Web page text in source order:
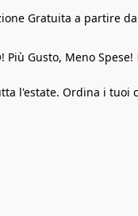
Gratuita a partire
Più Gusto, Meno
l'estate. Ordina i